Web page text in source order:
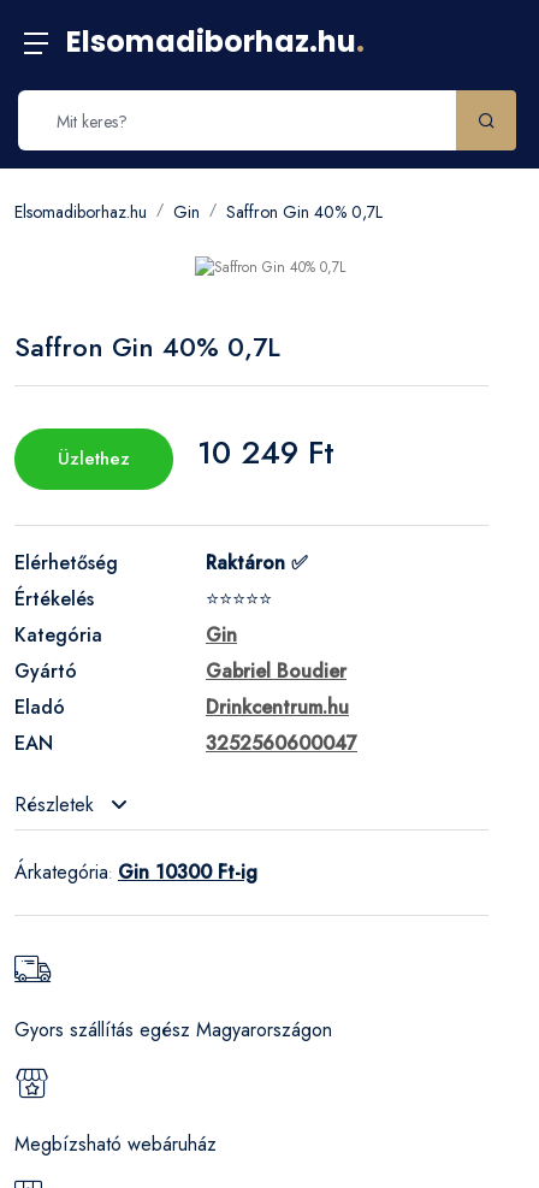
Elsomadiborhaz.hu.
Elsomadiborhaz.hu Gin Saffron Gin 40% 0,7L
Saffron Gin 40% 0,7L
Üzlethez 10 249 Ft
Elérhetőség
Raktáron ✅
Értékelés
⭐⭐⭐⭐⭐
Kategória
Gin
Gyártó
Gabriel Boudier
Eladó
Drinkcentrum.hu
EAN
3252560600047
Részletek
Árkategória: Gin 10300 Ft-ig
Gyors szállítás egész Magyarországon
Megbízsható webáruház